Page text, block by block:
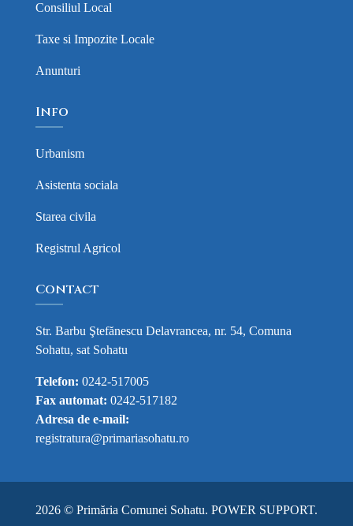
Consiliul Local
Taxe si Impozite Locale
Anunturi
Info
Urbanism
Asistenta sociala
Starea civila
Registrul Agricol
Contact
Str. Barbu Ştefănescu Delavrancea, nr. 54, Comuna
Sohatu, sat Sohatu
Telefon: 0242-517005
Fax automat: 0242-517182
Adresa de e-mail:
registratura@primariasohatu.ro
2026 © Primăria Comunei Sohatu. POWER SUPPORT.